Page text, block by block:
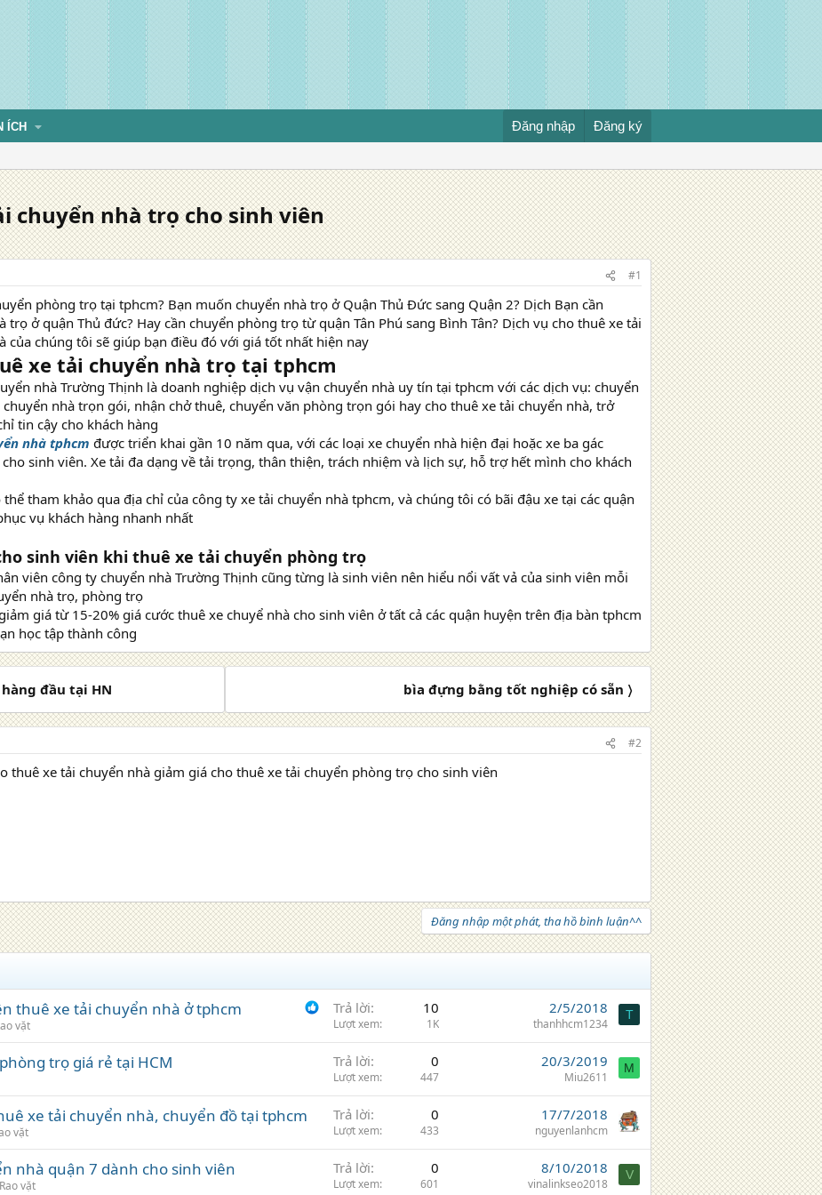
ÍCH Đăng nhập Đăng ký
chuyển nhà trọ cho sinh viên
#1
phòng trọ tại tphcm? Bạn muốn chuyển nhà trọ ở Quận Thủ Đức sang Quận 2? Dịch Bạn cần
trọ ở quận Thủ đức? Hay cần chuyển phòng trọ từ quận Tân Phú sang Bình Tân? Dịch vụ cho thuê xe tải
của chúng tôi sẽ giúp bạn điều đó với giá tốt nhất hiện nay
xe tải chuyển nhà trọ tại tphcm
nhà Trường Thịnh là doanh nghiệp dịch vụ vận chuyển nhà uy tín tại tphcm với các dịch vụ: chuyển
chuyển nhà trọn gói, nhận chở thuê, chuyển văn phòng trọn gói hay cho thuê xe tải chuyển nhà, trở
tin cậy cho khách hàng
nhà tphcm được triển khai gần 10 năm qua, với các loại xe chuyển nhà hiện đại hoặc xe ba gác
sinh viên. Xe tải đa dạng về tải trọng, thân thiện, trách nhiệm và lịch sự, hỗ trợ hết mình cho khách
thể tham khảo qua địa chỉ của công ty xe tải chuyển nhà tphcm, và chúng tôi có bãi đậu xe tại các quận
vụ khách hàng nhanh nhất
sinh viên khi thuê xe tải chuyển phòng trọ
viên công ty chuyển nhà Trường Thịnh cũng từng là sinh viên nên hiểu nổi vất vả của sinh viên mỗi
nhà trọ, phòng trọ
giá từ 15-20% giá cước thuê xe chuyể nhà cho sinh viên ở tất cả các quận huyện trên địa bàn tphcm
học tập thành công
đầu tại HN bìa đựng bằng tốt nghiệp có sẵn 〉
#2
thuê xe tải chuyển nhà giảm giá cho thuê xe tải chuyển phòng trọ cho sinh viên
Đăng nhập một phát, tha hồ bình luận^^
thuê xe tải chuyển nhà ở tphcm
vặt
Trả lời 10
Lượt xem 1K
2/5/2018
thanhhcm1234
T
trọ giá rẻ tại HCM Trả lời 0
Lượt xem 447
20/3/2019
Miu2611
M
xe tải chuyển nhà, chuyển đồ tại tphcm
vặt
Trả lời 0
Lượt xem 433
17/7/2018
nguyenlanhcm
nhà quận 7 dành cho sinh viên
Rao vặt
Trả lời 0
Lượt xem 601
8/10/2018
vinalinkseo2018
V